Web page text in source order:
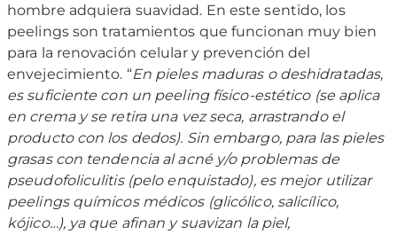
hombre adquiera suavidad. En este sentido, los
peelings son tratamientos que funcionan muy bien
para la renovación celular y prevención del
envejecimiento. “En pieles maduras o deshidratadas,
es suficiente con un peeling físico-estético (se aplica
en crema y se retira una vez seca, arrastrando el
producto con los dedos). Sin embargo, para las pieles
grasas con tendencia al acné y/o problemas de
pseudofoliculitis (pelo enquistado), es mejor utilizar
peelings químicos médicos (glicólico, salicílico,
kójico…), ya que afinan y suavizan la piel,